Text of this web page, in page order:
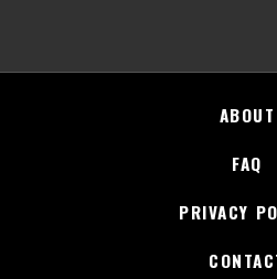
ABOUT
FAQ
PRIVACY